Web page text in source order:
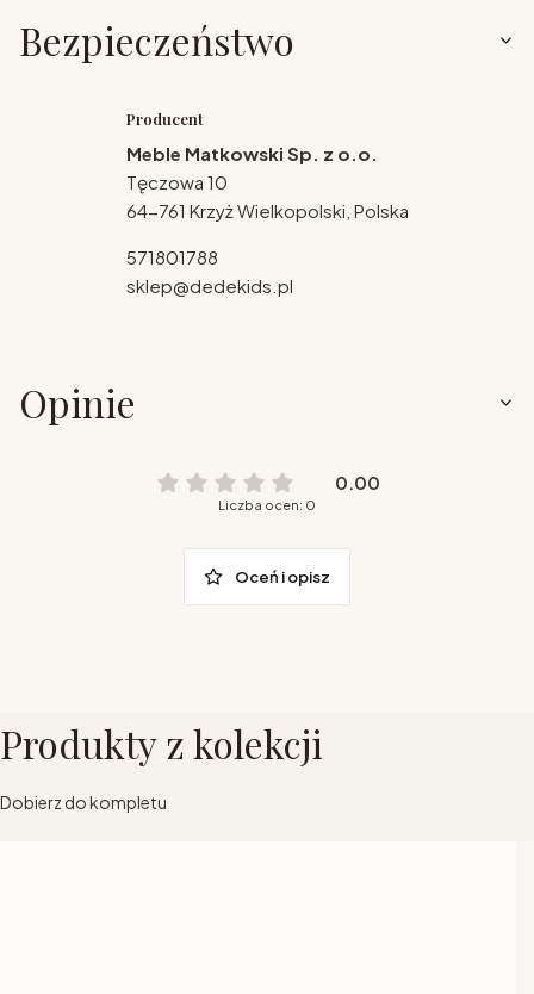
Bezpieczeństwo
Producent
Meble Matkowski Sp. z o.o.
Tęczowa 10
64-761 Krzyż Wielkopolski, Polska
571801788
sklep@dedekids.pl
Opinie
0.00
Liczba ocen: 0
Oceń i opisz
Produkty z kolekcji
Dobierz do kompletu